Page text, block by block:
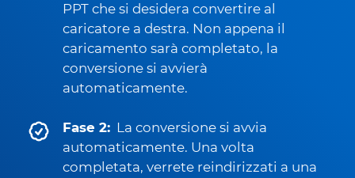
PPT che si desidera convertire al
caricatore a destra. Non appena il
caricamento sarà completato, la
conversione si avvierà
automaticamente.
Fase 2: La conversione si avvia
automaticamente. Una volta
completata, verrete reindirizzati a una